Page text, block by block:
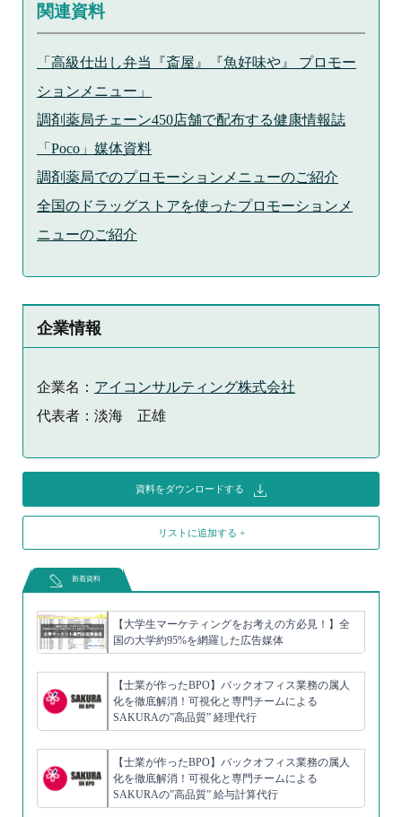
関連資料
「高級仕出し弁当『斎屋』『魚好味や』 プロモー
ションメニュー」
調剤薬局チェーン450店舗で配布する健康情報誌
「Poco」媒体資料
調剤薬局でのプロモーションメニューのご紹介
全国のドラッグストアを使ったプロモーションメ
ニューのご紹介
企業情報
企業名： アイコンサルティング株式会社
代表者：淡海 正雄
資料をダウンロードする
リストに追加する +
新着資料
【大学生マーケティングをお考えの方必見！】全
国の大学約95%を網羅した広告媒体
【士業が作ったBPO】バックオフィス業務の属人
化を徹底解消！可視化と専門チームによる
SAKURAの”高品質” 経理代行
【士業が作ったBPO】バックオフィス業務の属人
化を徹底解消！可視化と専門チームによる
SAKURAの”高品質” 給与計算代行